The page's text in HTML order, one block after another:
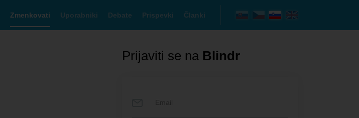
Zmenkovati Uporabniki Debate Prispevki Članki
Prijaviti se na Blindr